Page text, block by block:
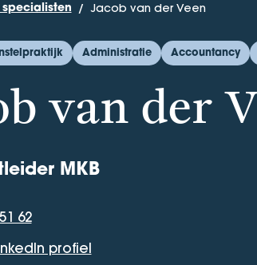
specialisten Jacob van der Veen
Administratie Accountancy
van der
MKB
62
profiel